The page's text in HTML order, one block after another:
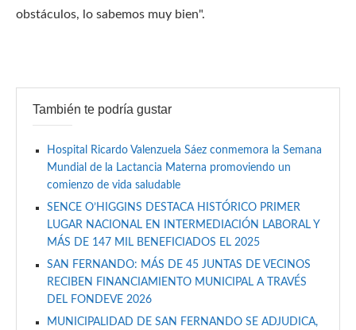
obstáculos, lo sabemos muy bien".
También te podría gustar
Hospital Ricardo Valenzuela Sáez conmemora la Semana
Mundial de la Lactancia Materna promoviendo un
comienzo de vida saludable
SENCE O’HIGGINS DESTACA HISTÓRICO PRIMER
LUGAR NACIONAL EN INTERMEDIACIÓN LABORAL Y
MÁS DE 147 MIL BENEFICIADOS EL 2025
SAN FERNANDO: MÁS DE 45 JUNTAS DE VECINOS
RECIBEN FINANCIAMIENTO MUNICIPAL A TRAVÉS
DEL FONDEVE 2026
MUNICIPALIDAD DE SAN FERNANDO SE ADJUDICA,